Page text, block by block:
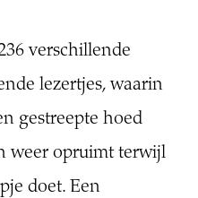
verschillende
lezertjes, waarin
gestreepte hoed
weer opruimt terwijl
doet. Een